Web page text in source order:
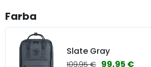
Farba
Slate Gray
109,95 € 99,95 €